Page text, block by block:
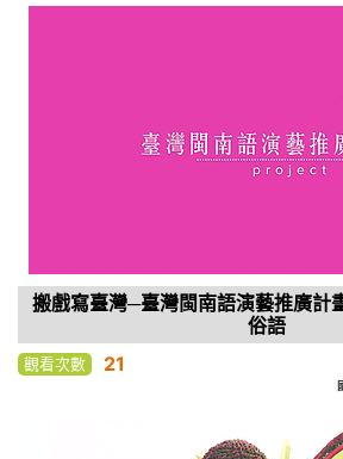
搬戲寫臺灣─臺灣閩南語演藝推廣計
俗語
觀看次數 21